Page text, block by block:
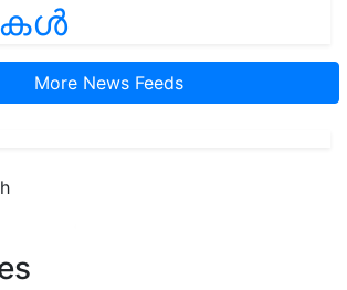
More News Feeds